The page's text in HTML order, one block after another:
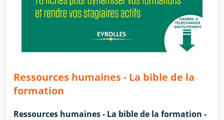
Ressources humaines - La bible de la
formation
Ressources humaines - La bible de la formation -